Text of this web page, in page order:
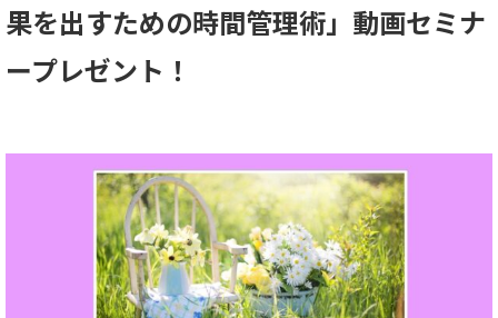
果を出すための時間管理術」動画セミナ
ープレゼント！